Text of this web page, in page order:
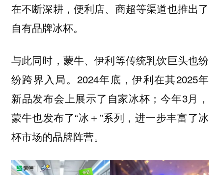
在不断深耕，便利店、商超等渠道也推出了
自有品牌冰杯。
与此同时，蒙牛、伊利等传统乳饮巨头也纷
纷跨界入局。2024年底，伊利在其2025年
新品发布会上展示了自家冰杯；今年3月，
蒙牛也发布了“冰＋”系列，进一步丰富了冰
杯市场的品牌阵营。